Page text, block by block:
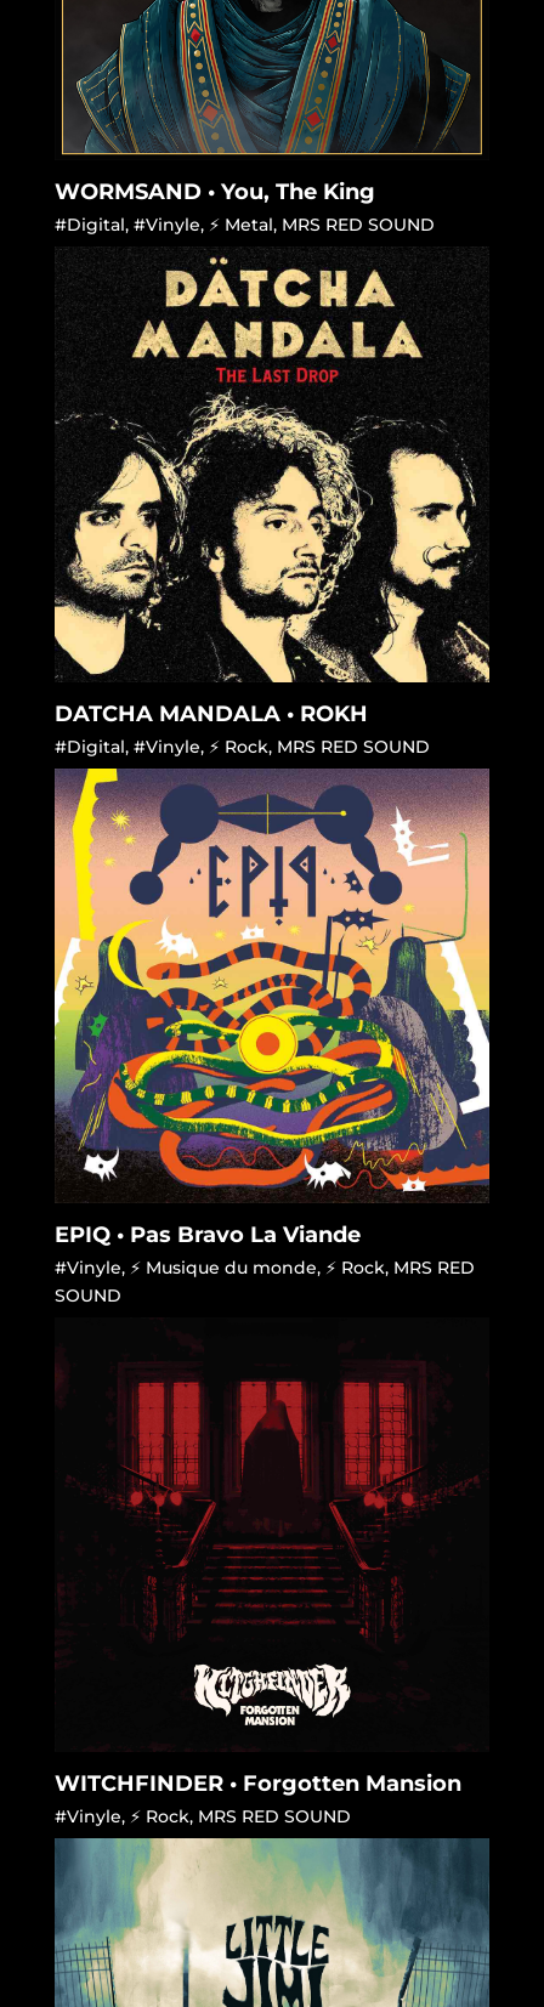
WORMSAND • You, The King
#Digital, #Vinyle, ⚡ Metal, MRS RED SOUND
DATCHA MANDALA • ROKH
#Digital, #Vinyle, ⚡ Rock, MRS RED SOUND
EPIQ • Pas Bravo La Viande
#Vinyle, ⚡ Musique du monde, ⚡ Rock, MRS RED
SOUND
WITCHFINDER • Forgotten Mansion
#Vinyle, ⚡ Rock, MRS RED SOUND